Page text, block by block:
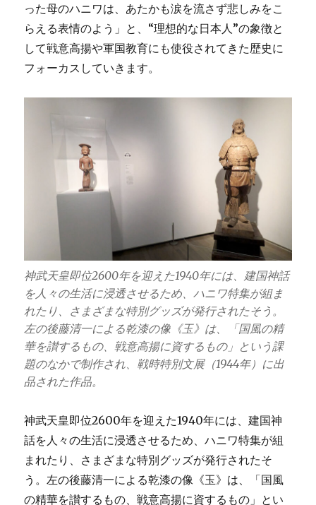
った母のハニワは、あたかも涙を流さず悲しみをこ
らえる表情のよう」と、“理想的な日本人”の象徴と
して戦意高揚や軍国教育にも使役されてきた歴史に
フォーカスしていきます。
神武天皇即位2600年を迎えた1940年には、建国神話
を人々の生活に浸透させるため、ハニワ特集が組ま
れたり、さまざまな特別グッズが発行されたそう。
左の後藤清一による乾漆の像《玉》は、「国風の精
華を讃するもの、戦意高揚に資するもの」という課
題のなかで制作され、戦時特別文展（1944年）に出
品された作品。
神武天皇即位2600年を迎えた1940年には、建国神
話を人々の生活に浸透させるため、ハニワ特集が組
まれたり、さまざまな特別グッズが発行されたそ
う。左の後藤清一による乾漆の像《玉》は、「国風
の精華を讃するもの、戦意高揚に資するもの」とい